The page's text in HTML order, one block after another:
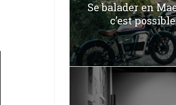
Se balader en
c’est